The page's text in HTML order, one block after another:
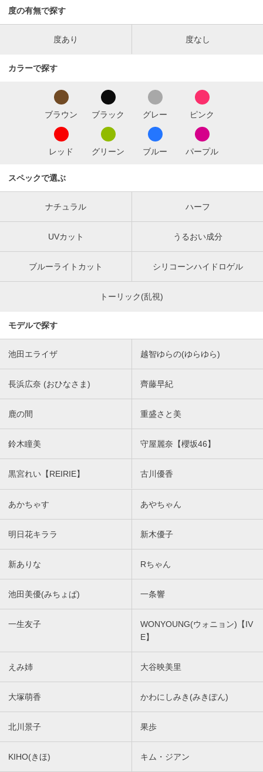
度の有無で探す
度あり 度なし
カラーで探す
ブラウン ブラック グレー ピンク
レッド グリーン ブルー パープル
スペックで選ぶ
ナチュラル ハーフ
UVカット うるおい成分
ブルーライトカット シリコーンハイドロゲル
トーリック(乱視)
モデルで探す
池田エライザ 越智ゆらの(ゆらゆら)
長浜広奈 (おひなさま) 齊藤早紀
鹿の間 重盛さと美
鈴木瞳美 守屋麗奈【櫻坂46】
黒宮れい【REIRIE】 古川優香
あかちゃす あやちゃん
明日花キララ 新木優子
新ありな Rちゃん
池田美優(みちょぱ) 一条響
一生友子
WONYOUNG(ウォニョン)【IV
E】
えみ姉 大谷映美里
大塚萌香 かわにしみき(みきぽん)
北川景子 果歩
KIHO(きほ) キム・ジアン